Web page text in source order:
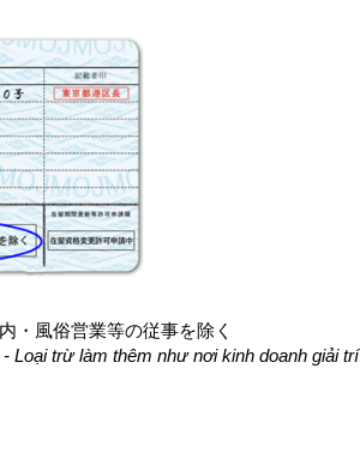
・風俗営業等の従事を除く
Loại trừ làm thêm như nơi kinh doanh giải trí